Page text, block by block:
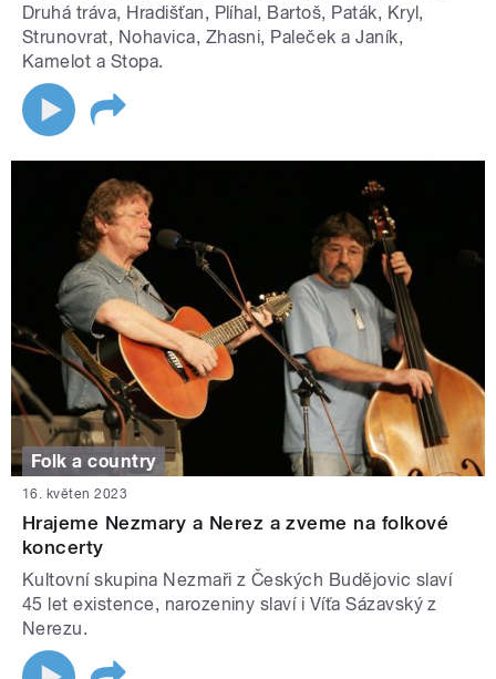
Druhá tráva, Hradišťan, Plíhal, Bartoš, Paták, Kryl,
Strunovrat, Nohavica, Zhasni, Paleček a Janík,
Kamelot a Stopa.
Folk a country
16. květen 2023
Hrajeme Nezmary a Nerez a zveme na folkové
koncerty
Kultovní skupina Nezmaři z Českých Budějovic slaví
45 let existence, narozeniny slaví i Víťa Sázavský z
Nerezu.